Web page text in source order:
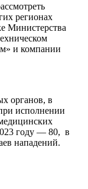
регионах
Министерства
и компании
органов, в
исполнении
году — 80, в
нападений.